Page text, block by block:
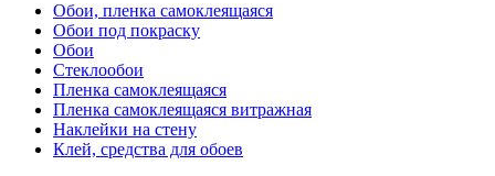
Обои, пленка самоклеящаяся
Обои под покраску
Обои
Стеклообои
Пленка самоклеящаяся
Пленка самоклеящаяся витражная
Наклейки на стену
Клей, средства для обоев